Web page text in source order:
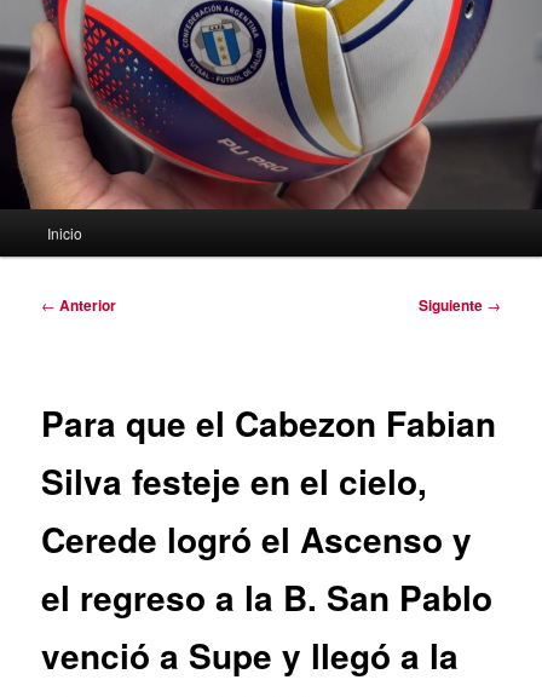
Inicio
Navegación
← Anterior Siguiente →
Para que el Cabezon Fabian
Silva festeje en el cielo,
Cerede logró el Ascenso y
el regreso a la B. San Pablo
venció a Supe y llegó a la